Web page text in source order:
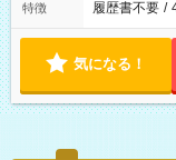
特徴 履歴書不要 /
気になる！